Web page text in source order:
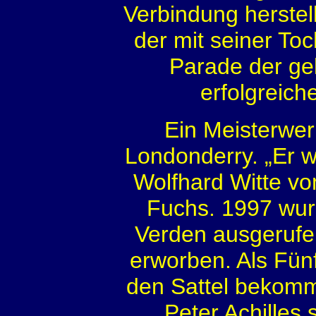
Verbindung
der mit seiner
Parade der
Ein
Londonderry. „Er
Wolfhard Witte
Fuchs. 1997
Verden
erworben. Als
den Sattel